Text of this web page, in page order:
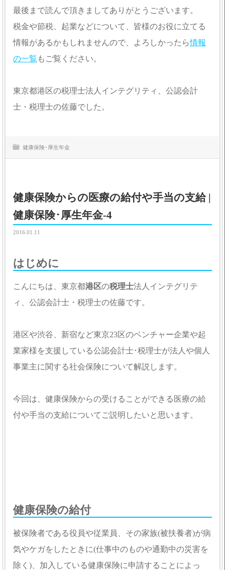
最後まで読んで頂きましてありがとうございます。
税金や節税、起業などについて、皆様のお役に立てる
情報があるかもしれませんので、よろしかったら情報
の一覧 もご覧ください。
東京都港区の税理士法人インテグリティ、公認会計
士・税理士の佐藤でした。
健康保険･厚生年金
健康保険からの医療の給付や手当の支給 |
健康保険･厚生年金-4
2016.01.11
はじめに
こんにちは、東京都港区の税理士法人インテグリテ
ィ、公認会計士・税理士の佐藤です。
港区や渋谷、新宿など東京23区のベンチャー企業や起
業家様を支援している公認会計士･税理士が法人や個人
事業主に関する社会保険について解説します。
今回は、健康保険からの受けることができる医療の給
付や手当の支給についてご説明したいと思います。
健康保険の給付
被保険者である役員や従業員、その家族(被扶養者)が病
気やケガをしたときに(仕事中のものや通勤中の災害を
除く)、加入している健康保険に申請することによっ